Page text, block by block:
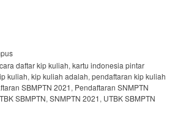
cara daftar kip kuliah, kartu indonesia pintar
kuliah, kip kuliah adalah, pendaftaran kip kuliah
SBMPTN 2021, Pendaftaran SNMPTN
SBMPTN, SNMPTN 2021, UTBK SBMPTN